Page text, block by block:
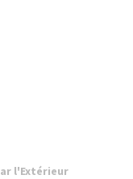
l'Extérieur